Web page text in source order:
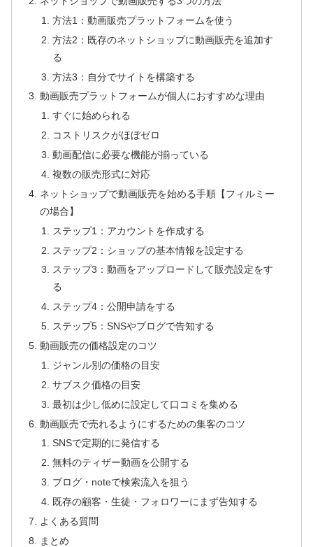
方法1：動画販売プラットフォームを使う
方法2：既存のネットショップに動画販売を追加す
る
方法3：自分でサイトを構築する
動画販売プラットフォームが個人におすすめな理由
すぐに始められる
コストリスクがほぼゼロ
動画配信に必要な機能が揃っている
複数の販売形式に対応
ネットショップで動画販売を始める手順【フィルミー
の場合】
ステップ1：アカウントを作成する
ステップ2：ショップの基本情報を設定する
ステップ3：動画をアップロードして販売設定をす
る
ステップ4：公開申請をする
ステップ5：SNSやブログで告知する
動画販売の価格設定のコツ
ジャンル別の価格の目安
サブスク価格の目安
最初は少し低めに設定して口コミを集める
動画販売で売れるようにするための集客のコツ
SNSで定期的に発信する
無料のティザー動画を公開する
ブログ・noteで検索流入を狙う
既存の顧客・生徒・フォロワーにまず告知する
よくある質問
まとめ